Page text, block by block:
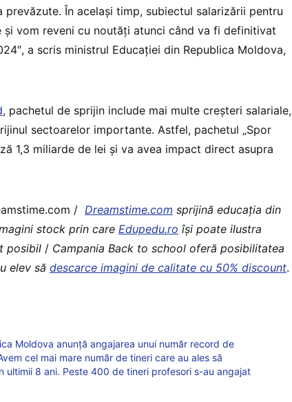
În același timp, subiectul salarizării pentru
și vom reveni cu noutăți atunci când va fi definitivat
a scris ministrul Educației din Republica Moldova,
, pachetul de sprijin include mai multe creșteri salariale,
sectoarelor importante. Astfel, pachetul „Spor
1,3 miliarde de lei și va avea impact direct asupra
/ Dreamstime.com sprijină educaţia din
stock prin care Edupedu.ro îşi poate ilustra
posibil / Campania Back to school oferă posibilitatea
elev să descarce imagini de calitate cu 50% discount.
Moldova anunță angajarea unui număr record de
cel mai mare număr de tineri care au ales să
ultimii 8 ani. Peste 400 de tineri profesori s-au angajat